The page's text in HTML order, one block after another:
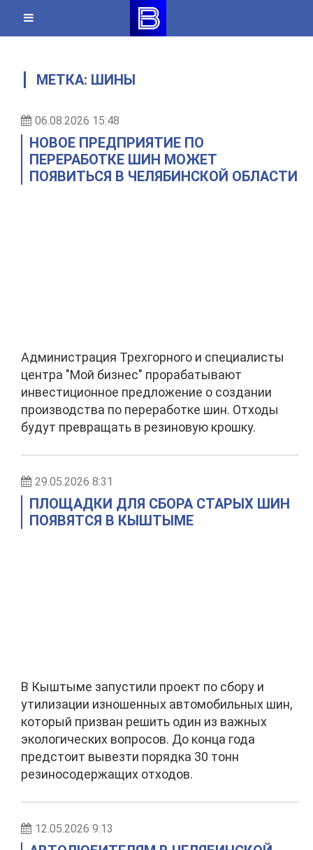
content
МЕТКА: ШИНЫ
06.08.2026 15:48
НОВОЕ ПРЕДПРИЯТИЕ ПО
ПЕРЕРАБОТКЕ ШИН МОЖЕТ
ПОЯВИТЬСЯ В ЧЕЛЯБИНСКОЙ ОБЛАСТИ
Администрация Трехгорного и специалисты
центра "Мой бизнес" прорабатывают
инвестиционное предложение о создании
производства по переработке шин. Отходы
будут превращать в резиновую крошку.
29.05.2026 8:31
ПЛОЩАДКИ ДЛЯ СБОРА СТАРЫХ ШИН
ПОЯВЯТСЯ В КЫШТЫМЕ
В Кыштыме запустили проект по сбору и
утилизации изношенных автомобильных шин,
который призван решить один из важных
экологических вопросов. До конца года
предстоит вывезти порядка 30 тонн
резиносодержащих отходов.
12.05.2026 9:13